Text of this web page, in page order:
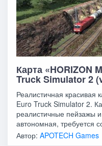
Карта «HORIZON
Truck Simulator 2
Реалистичная красивая
Euro Truck Simulator 2.
реалистичные пейзажы
автономная, требуется
модуль
Автор:APOTECH Games